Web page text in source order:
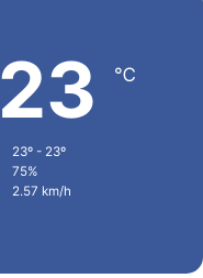
23 ℃
23º - 23º
75%
2.57 km/h